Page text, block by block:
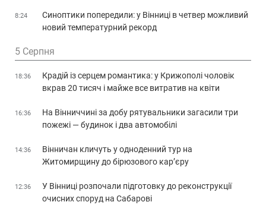
8:24
Синоптики попередили: у Вінниці в четвер можливий
новий температурний рекорд
5 Серпня
18:36
Крадій із серцем романтика: у Крижополі чоловік
вкрав 20 тисяч і майже все витратив на квіти
16:36
На Вінниччині за добу рятувальники загасили три
пожежі — будинок і два автомобілі
14:36
Вінничан кличуть у одноденний тур на
Житомирщину до бірюзового кар’єру
12:36
У Вінниці розпочали підготовку до реконструкції
очисних споруд на Сабарові